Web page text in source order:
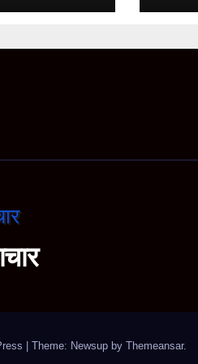
Theme: Newsup by Themeansar.